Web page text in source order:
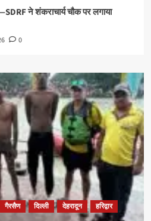
ने शंकराचार्य चौक पर लगाया
0
गैरसैण दिल्ली देहरादून हरिद्वार